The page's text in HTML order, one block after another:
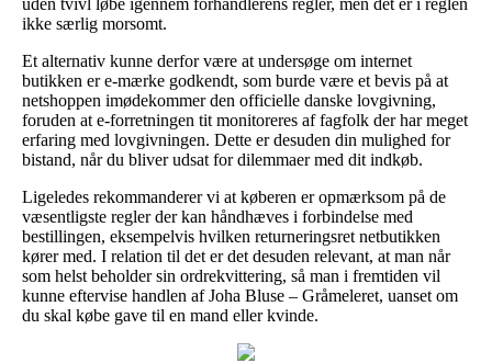
ikke særlig morsomt.
Et alternativ kunne derfor være at undersøge om internet
butikken er e-mærke godkendt, som burde være et bevis på at
netshoppen imødekommer den officielle danske lovgivning,
foruden at e-forretningen tit monitoreres af fagfolk der har meget
erfaring med lovgivningen. Dette er desuden din mulighed for
bistand, når du bliver udsat for dilemmaer med dit indkøb.
Ligeledes rekommanderer vi at køberen er opmærksom på de
væsentligste regler der kan håndhæves i forbindelse med
bestillingen, eksempelvis hvilken returneringsret netbutikken
kører med. I relation til det er det desuden relevant, at man når
som helst beholder sin ordrekvittering, så man i fremtiden vil
kunne eftervise handlen af Joha Bluse – Gråmeleret, uanset om
du skal købe gave til en mand eller kvinde.